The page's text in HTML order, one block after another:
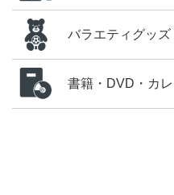
バラエティグッズ
書籍・DVD・カ